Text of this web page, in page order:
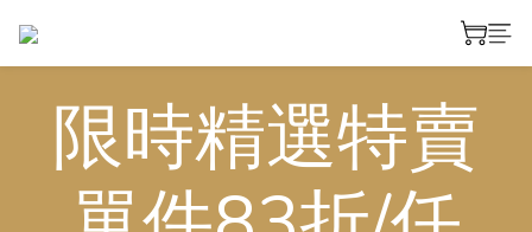
限時精選特賣